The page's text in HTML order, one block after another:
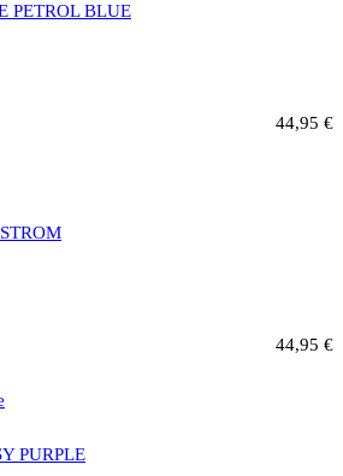
44,95 €
44,95 €